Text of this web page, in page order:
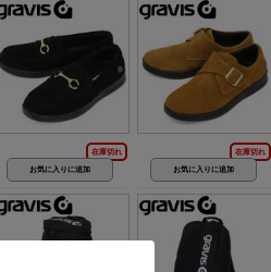
在庫切れ 在庫切れ